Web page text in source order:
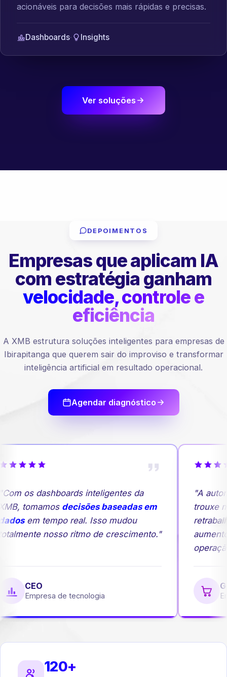
acionáveis para decisões mais rápidas e precisas.
Dashboards· Insights
Ver soluções
DEPOIMENTOS
Empresas que aplicam IA
com estratégia ganham
velocidade, controle e
eficiência
A XMB estrutura soluções inteligentes para empresas de
Ibirapitanga que querem sair do improviso e transformar
inteligência artificial em resultado operacional.
Agendar diagnóstico
os dashboards inteligentes da
tomamosdecisões baseadas em
em tempo real. Isso mudou
nosso ritmo de crescimento."
CEO
Empresa de tecnologia
"A
trouxe
120+